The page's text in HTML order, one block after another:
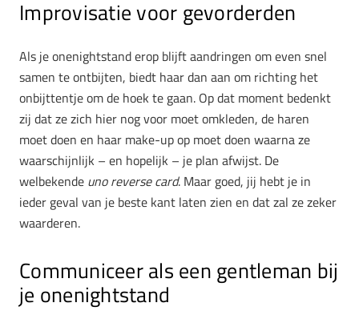
Improvisatie voor gevorderden
Als je onenightstand erop blijft aandringen om even snel
samen te ontbijten, biedt haar dan aan om richting het
onbijttentje om de hoek te gaan. Op dat moment bedenkt
zij dat ze zich hier nog voor moet omkleden, de haren
moet doen en haar make-up op moet doen waarna ze
waarschijnlijk – en hopelijk – je plan afwijst. De
welbekende uno reverse card. Maar goed, jij hebt je in
ieder geval van je beste kant laten zien en dat zal ze zeker
waarderen.
Communiceer als een gentleman bij
je onenightstand